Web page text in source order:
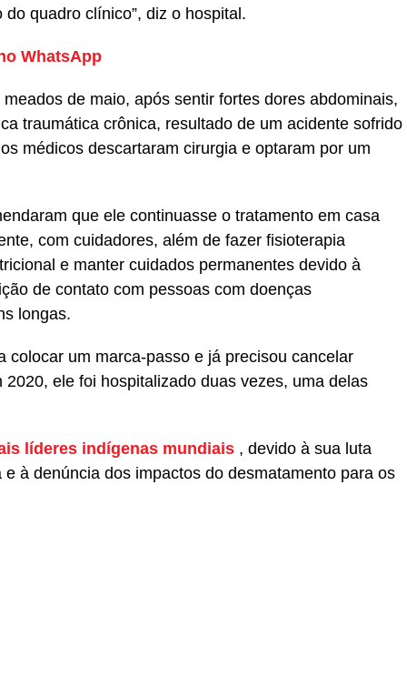
quadro clínico”, diz o hospital.
WhatsApp
de maio, após sentir fortes dores abdominais,
traumática crônica, resultado de um acidente sofrido
médicos descartaram cirurgia e optaram por um
que ele continuasse o tratamento em casa
com cuidadores, além de fazer fisioterapia
e manter cuidados permanentes devido à
de contato com pessoas com doenças
longas.
colocar um marca-passo e já precisou cancelar
ele foi hospitalizado duas vezes, uma delas
líderes indígenas mundiais , devido à sua luta
à denúncia dos impactos do desmatamento para os